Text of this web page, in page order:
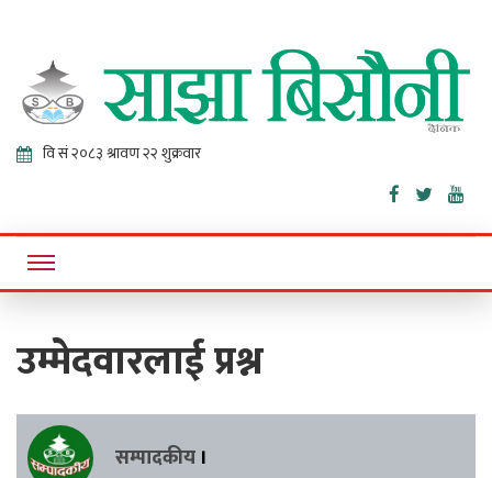
Sajha
Bisaunee
Online News Portal
उम्मेदवारलाई प्रश्न
सम्पादकीय ।